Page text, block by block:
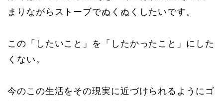
まりながらストーブでぬくぬくしたいです。
この「したいこと」を「したかったこと」にした
くない。
今のこの生活をその現実に近づけられるようにゴ